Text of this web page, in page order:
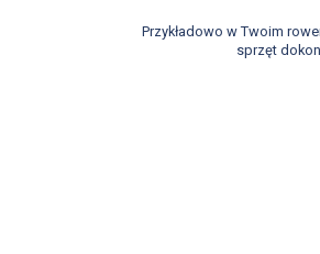
Przykładowo w Twoim
sprzęt